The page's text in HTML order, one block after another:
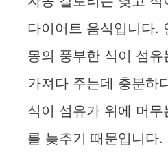
d
e
o
다이어트 음식입니다.
몽의 풍부한 식이 섬유
가져다 주는데 충분하
식이 섬유가 위에 머
를 늦추기 때문입니다.